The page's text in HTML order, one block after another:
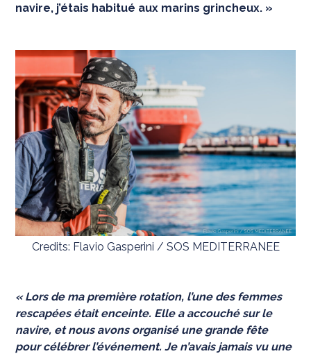
navire, j’étais habitué aux marins grincheux. »
Credits: Flavio Gasperini / SOS MEDITERRANEE
« Lors de ma première rotation, l’une des femmes
rescapées était enceinte. Elle a accouché sur le
navire, et nous avons organisé une grande fête
pour célébrer l’événement. Je n’avais jamais vu une